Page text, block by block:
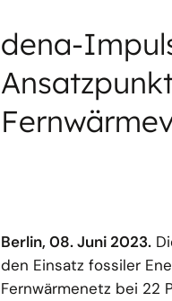
dena-
Berlin, 08. Juni 2023.
den Einsatz fossiler
Fernwärmenetz bei 22